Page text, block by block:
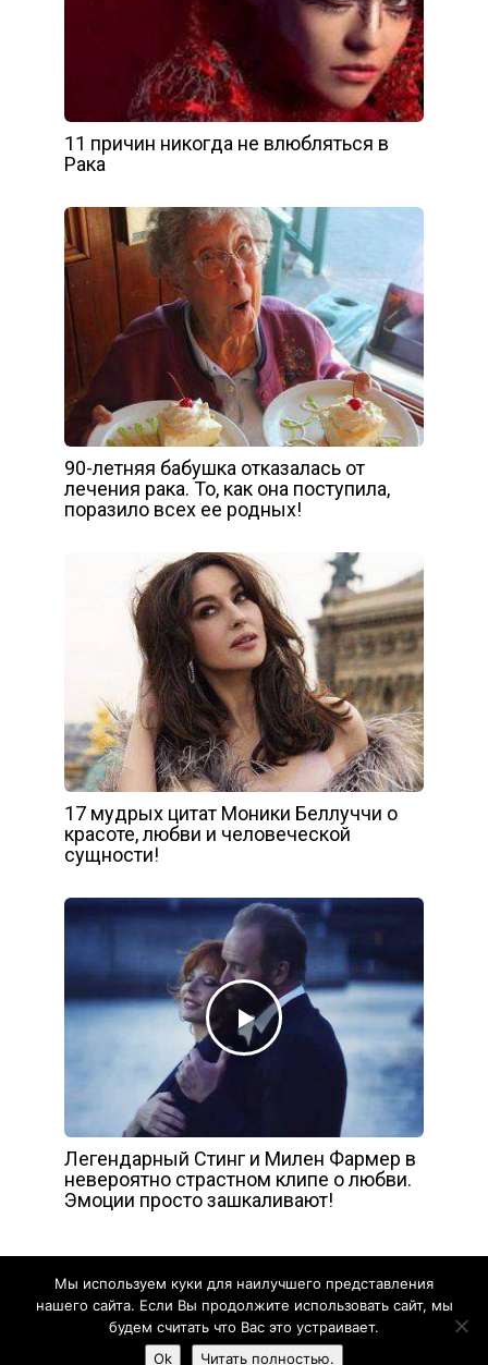
11 причин никогда не влюбляться в
Рака
90-летняя бабушка отказалась от
лечения рака. То, как она поступила,
поразило всех ее родных!
17 мудрых цитат Моники Беллуччи о
красоте, любви и человеческой
сущности!
Легендарный Стинг и Милен Фармер в
невероятно страстном клипе о любви.
Эмоции просто зашкаливают!
Мы используем куки для наилучшего представления
нашего сайта. Если Вы продолжите использовать сайт, мы
будем считать что Вас это устраивает.
Ok
Читать полностью.